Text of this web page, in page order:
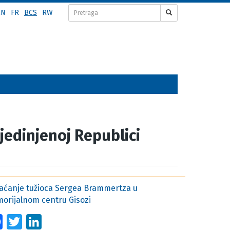
FR BCS RW
Republici
tužioca Sergea Brammertza u
centru Gisozi
Facebook
Twitter